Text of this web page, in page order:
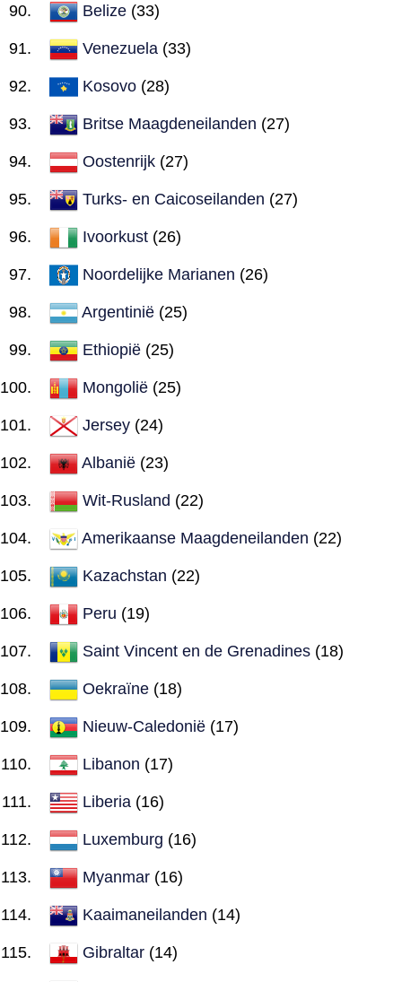
Belize (33)
Venezuela (33)
Kosovo (28)
Britse Maagdeneilanden (27)
Oostenrijk (27)
Turks- en Caicoseilanden (27)
Ivoorkust (26)
Noordelijke Marianen (26)
Argentinië (25)
Ethiopië (25)
Mongolië (25)
Jersey (24)
Albanië (23)
Wit-Rusland (22)
Amerikaanse Maagdeneilanden (22)
Kazachstan (22)
Peru (19)
Saint Vincent en de Grenadines (18)
Oekraïne (18)
Nieuw-Caledonië (17)
Libanon (17)
Liberia (16)
Luxemburg (16)
Myanmar (16)
Kaaimaneilanden (14)
Gibraltar (14)